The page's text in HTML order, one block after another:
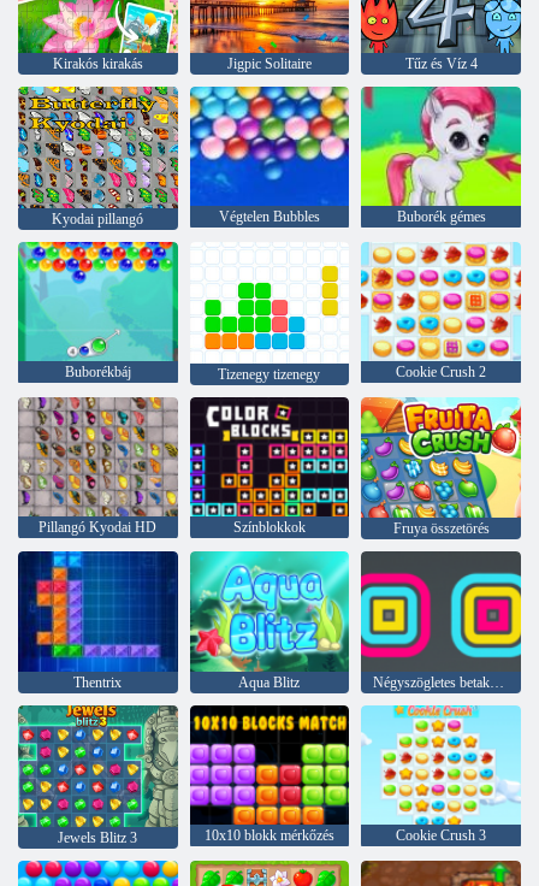
Kirakós kirakás Jigpic Solitaire Tűz és Víz 4
Kyodai pillangó Végtelen Bubbles Buborék gémes
Buborékbáj Tizenegy tizenegy Cookie Crush 2
Pillangó Kyodai HD Színblokkok Fruya összetörés
Thentrix Aqua Blitz Négyszögletes betakarító
Jewels Blitz 3 10x10 blokk mérkőzés Cookie Crush 3